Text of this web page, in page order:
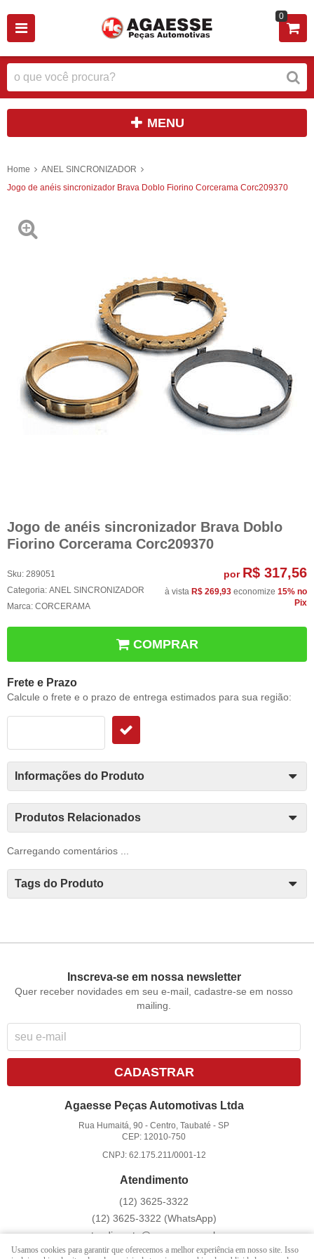
0
MENU
Home
ANEL SINCRONIZADOR
Jogo de anéis sincronizador Brava Doblo Fiorino Corcerama Corc209370
Jogo de anéis sincronizador Brava Doblo
Fiorino Corcerama Corc209370
Sku: 289051
Categoria: ANEL SINCRONIZADOR
Marca: CORCERAMA
por R$ 317,56
à vista R$ 269,93 economize 15% no
Pix
COMPRAR
Frete e Prazo
Calcule o frete e o prazo de entrega estimados para sua região:
Informações do Produto
Produtos Relacionados
Carregando comentários ...
Tags do Produto
Inscreva-se em nossa newsletter
Quer receber novidades em seu e-mail, cadastre-se em nosso
mailing.
CADASTRAR
Agaesse Peças Automotivas Ltda
Rua Humaitá, 90 -Centro, Taubaté -SP
CEP: 12010-750
CNPJ: 62.175.211/0001-12
Atendimento
(12) 3625-3322
(12) 3625-3322 (WhatsApp)
atendimento@agaesse.com.br
Usamos cookies para garantir que oferecemos a melhor experiência em nosso site. Isso